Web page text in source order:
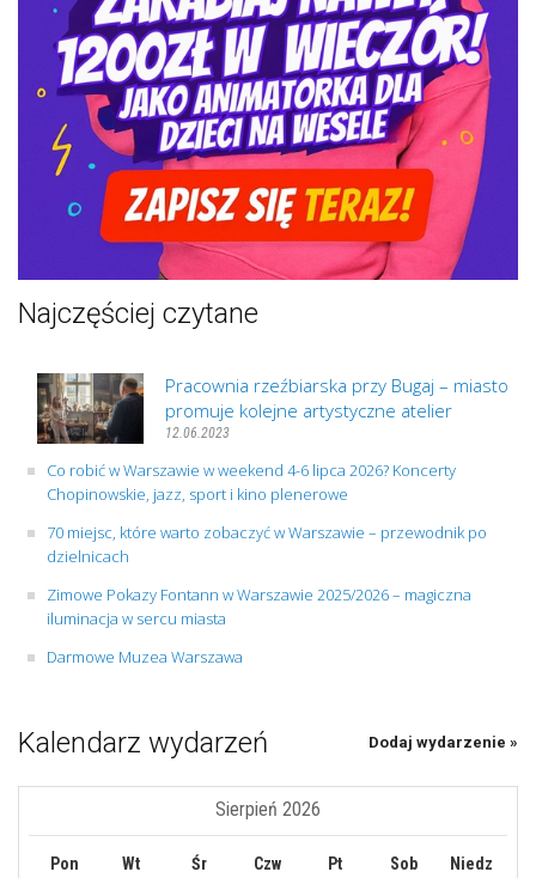
Najczęściej czytane
Pracownia rzeźbiarska przy Bugaj – miasto
promuje kolejne artystyczne atelier
12.06.2023
Co robić w Warszawie w weekend 4-6 lipca 2026? Koncerty
Chopinowskie, jazz, sport i kino plenerowe
70 miejsc, które warto zobaczyć w Warszawie – przewodnik po
dzielnicach
Zimowe Pokazy Fontann w Warszawie 2025/2026 – magiczna
iluminacja w sercu miasta
Darmowe Muzea Warszawa
Kalendarz wydarzeń Dodaj wydarzenie »
Sierpień 2026
Pon Wt Śr Czw Pt Sob
Niedz